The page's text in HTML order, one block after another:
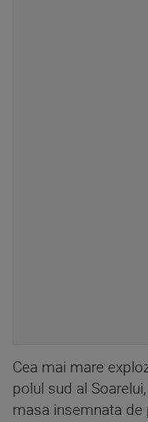
Cea mai mare
polul sud al
masa insemnata de